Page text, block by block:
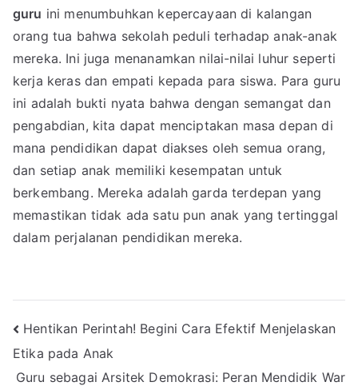
guru ini menumbuhkan kepercayaan di kalangan
orang tua bahwa sekolah peduli terhadap anak-anak
mereka. Ini juga menanamkan nilai-nilai luhur seperti
kerja keras dan empati kepada para siswa. Para guru
ini adalah bukti nyata bahwa dengan semangat dan
pengabdian, kita dapat menciptakan masa depan di
mana pendidikan dapat diakses oleh semua orang,
dan setiap anak memiliki kesempatan untuk
berkembang. Mereka adalah garda terdepan yang
memastikan tidak ada satu pun anak yang tertinggal
dalam perjalanan pendidikan mereka.
Navigasi
pos
Hentikan Perintah! Begini Cara Efektif Menjelaskan
Etika pada Anak
Guru sebagai Arsitek Demokrasi: Peran Mendidik War